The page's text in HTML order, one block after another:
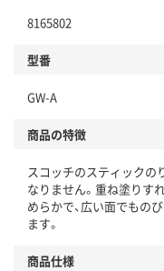
8165802
型番
GW-A
商品の特徴
スコッチのスティックの
なりません。重ね塗りす
めらかで、広い面でもの
ます。
商品仕様